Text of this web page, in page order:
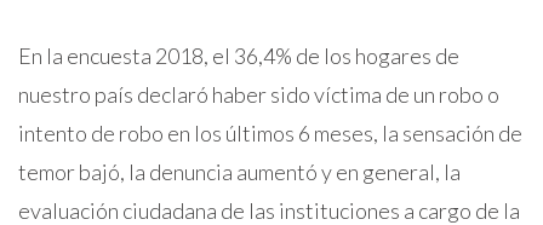
En la encuesta 2018, el 36,4% de los hogares de
nuestro país declaró haber sido víctima de un robo o
intento de robo en los últimos 6 meses, la sensación de
temor bajó, la denuncia aumentó y en general, la
evaluación ciudadana de las instituciones a cargo de la